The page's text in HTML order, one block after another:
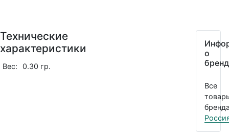
Технические
характеристики
Вес: 0.30 гр.
о
Все